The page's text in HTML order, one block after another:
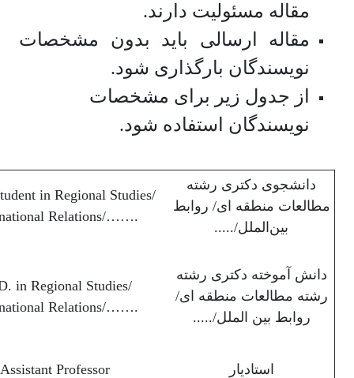
مقاله مسئولیت دارند.
مقاله ارسالی باید بدون مشخصات
نویسندگان بارگذاری شود.
از جدول زیر برای مشخصات
نویسندگان استفاده شود.
دانشجوی دکتری رشته
مطالعات منطقه ‎ای/ روابط
بین‌الملل/.....
in Regional Studies/
Relations/…….
دانش‌ آموخته دکتری رشته
رشته مطالعات منطقه ‎ای/
روابط بین ‌الملل/.....
in Regional Studies/
Relations/…….
استادیار Assistant Professor